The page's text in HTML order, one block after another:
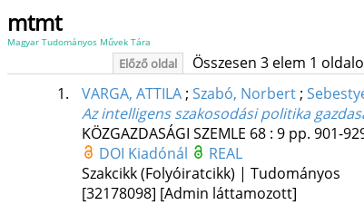
mtmt
Magyar Tudományos Művek Tára
Előző oldal Összesen 3 elem 1
1. VARGA, ATTILA; Szabó, Norbert;
Az intelligens szakosodási politika
KÖZGAZDASÁGI SZEMLE 68: 9 pp. 901-
DOI Kiadónál
REAL
Szakcikk (Folyóiratcikk) | Tudományos
[32178098] [Admin láttamozott]